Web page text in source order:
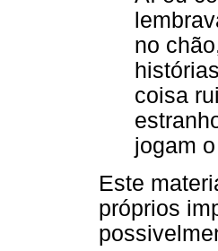
no
coisa
jogam
Este
próprios